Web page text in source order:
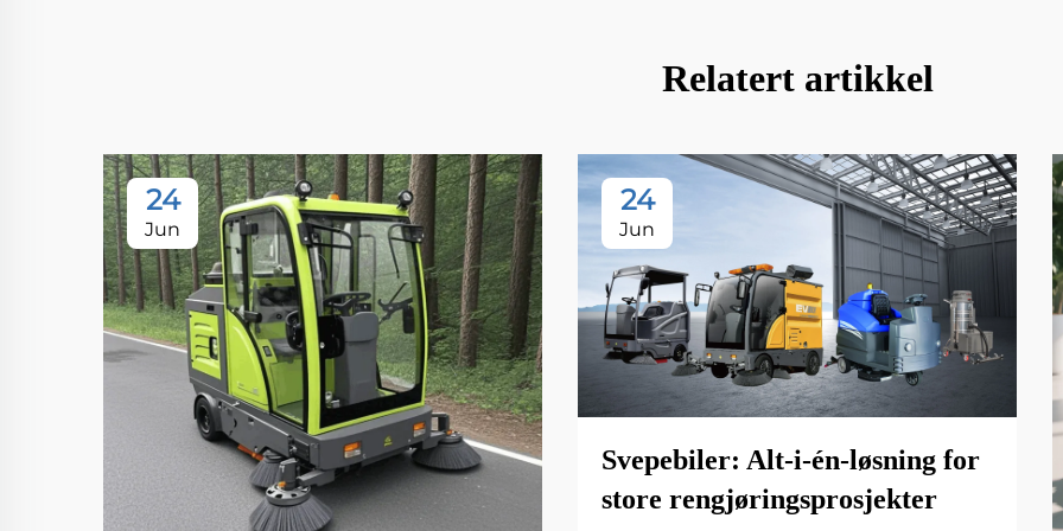
Relatert artikkel
24
Jun
24
Jun
Svepebiler: Alt-i-én-løsning for
store rengjøringsprosjekter